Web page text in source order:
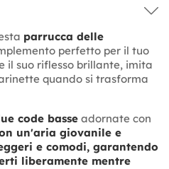
parrucca delle
perfetto per il tuo
il suo riflesso brillante, imita
quando si trasforma
code basseadornate con
un'aria giovanile e
e comodi, garantendo
liberamente mentre